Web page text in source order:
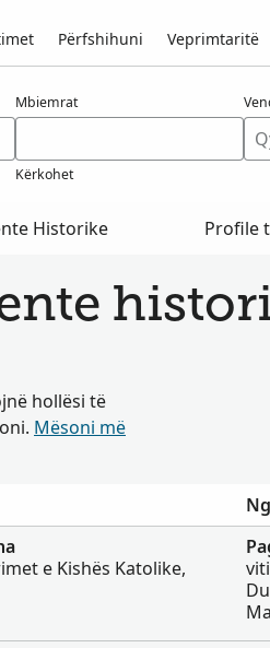
Përfshihuni Veprimtaritë
Mbiemrat
Kërkohet
Historike Profile
hollësi të
Mësoni më
e Kishës Katolike,